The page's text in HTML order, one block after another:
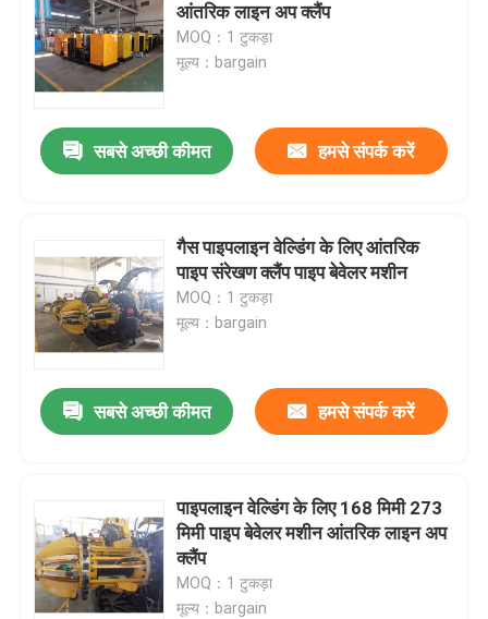
आंतरिक लाइन अप क्लैंप
MOQ：1 टुकड़ा
मूल्य：bargain
सबसे अच्छी कीमत हमसे संपर्क करें
गैस पाइपलाइन वेल्डिंग के लिए आंतरिक
पाइप संरेखण क्लैंप पाइप बेवेलर मशीन
MOQ：1 टुकड़ा
मूल्य：bargain
सबसे अच्छी कीमत हमसे संपर्क करें
पाइपलाइन वेल्डिंग के लिए 168 मिमी 273
मिमी पाइप बेवेलर मशीन आंतरिक लाइन अप
क्लैंप
MOQ：1 टुकड़ा
मूल्य：bargain